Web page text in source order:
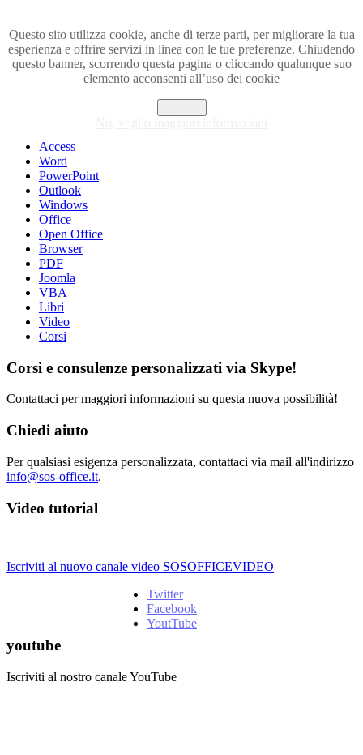
Questo sito utilizza cookie, anche di terze parti, per migliorare la tua
esperienza e offrire servizi in linea con le tue preferenze. Chiudendo
questo banner, scorrendo questa pagina o cliccando qualunque suo
elemento acconsenti all’uso dei cookie
Visita i forum di SOS-OFFICE
Access
Word
PowerPoint
Outlook
Windows
Office
Open Office
Browser
PDF
Joomla
VBA
Libri
Video
Corsi
Corsi e consulenze personalizzati via Skype!
Contattaci per maggiori informazioni su questa nuova possibilità!
Chiedi aiuto
Per qualsiasi esigenza personalizzata, contattaci via mail all'indirizzo
info@sos-office.it.
Video tutorial
Iscriviti al nuovo canale video SOSOFFICEVIDEO
Twitter
Facebook
YoutTube
youtube
Iscriviti al nostro canale YouTube